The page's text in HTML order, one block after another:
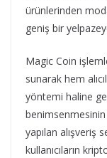
ürünlerinden
geniş bir
Magic Coin
sunarak hem
yöntemi haline
yapılan alışveriş
kullanıcıların